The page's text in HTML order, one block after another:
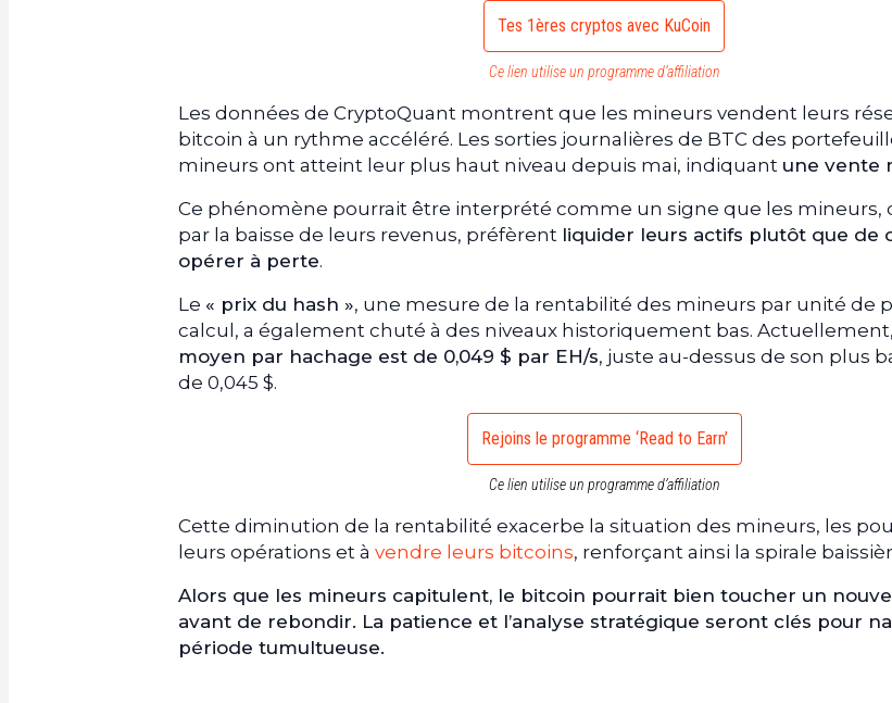
Tes 1ères cryptos avec KuCoin
Ce lien utilise un programme d’affiliation
Les données de CryptoQuant montrent que les mineurs vendent leurs
bitcoin à un rythme accéléré. Les sorties journalières de BTC des
mineurs ont atteint leur plus haut niveau depuis mai, indiquant une vente
Ce phénomène pourrait être interprété comme un signe que les mineurs,
par la baisse de leurs revenus, préfèrent liquider leurs actifs plutôt que de
opérer à perte.
Le « prix du hash », une mesure de la rentabilité des mineurs par unité de
calcul, a également chuté à des niveaux historiquement bas.
moyen par hachage est de 0,049 $ par EH/s, juste au-dessus de son plus
de 0,045 $.
Rejoins le programme ‘Read to Earn’
Ce lien utilise un programme d’affiliation
Cette diminution de la rentabilité exacerbe la situation des mineurs, les
leurs opérations et à vendre leurs bitcoins, renforçant ainsi la spirale
Alors que les mineurs capitulent, le bitcoin pourrait bien toucher un
avant de rebondir. La patience et l’analyse stratégique seront clés pour
période tumultueuse.